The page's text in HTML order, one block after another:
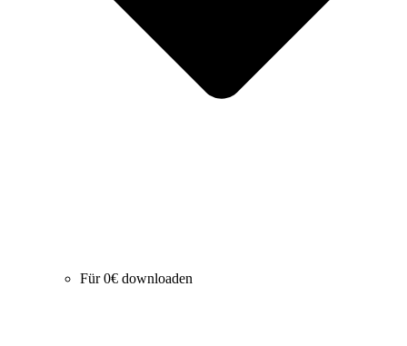
Für 0€ downloaden